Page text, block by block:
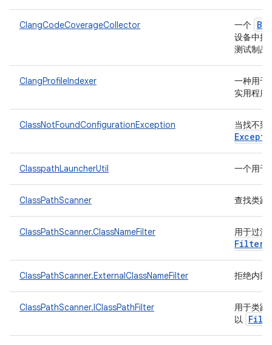
ClangCodeCoverageCollector 一个
设备中提
测试制
ClangProfileIndexer
一种用于
实用程
ClassNotFoundConfigurationException 当找不到
ClasspathLauncherUtil 一个用于
ClassPathScanner 查找类路
ClassPathScanner.ClassNameFilter 用于过
Filter
ClassPathScanner.ExternalClassNameFilter 拒绝内部
ClassPathScanner.IClassPathFilter
用于类路
以